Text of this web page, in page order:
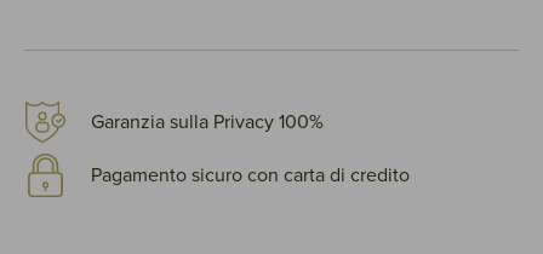
Garanzia sulla Privacy 100%
Pagamento sicuro con carta di credito